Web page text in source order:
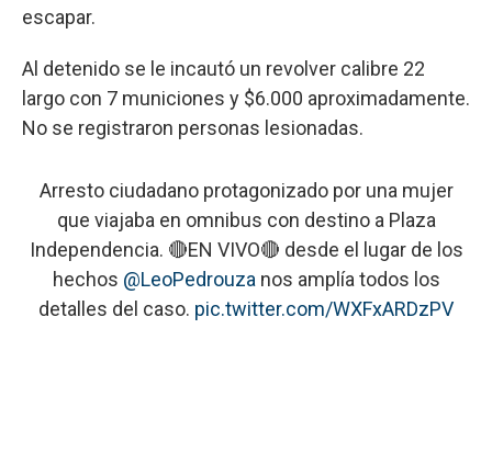
escapar.
Al detenido se le incautó un revolver calibre 22
largo con 7 municiones y $6.000 aproximadamente.
No se registraron personas lesionadas.
Arresto ciudadano protagonizado por una mujer
que viajaba en omnibus con destino a Plaza
Independencia. 🔴EN VIVO🔴 desde el lugar de los
hechos @LeoPedrouza nos amplía todos los
detalles del caso. pic.twitter.com/WXFxARDzPV